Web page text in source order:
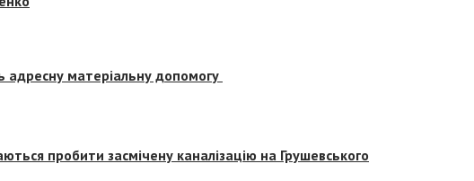
матеріальну допомогу
пробити засмічену каналізацію на Грушевського